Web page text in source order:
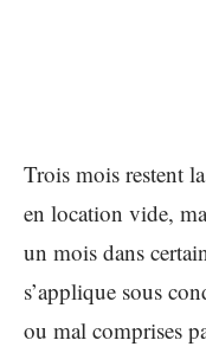
Trois mois restent
en location vide,
un mois dans
s’applique sous
ou mal comprises